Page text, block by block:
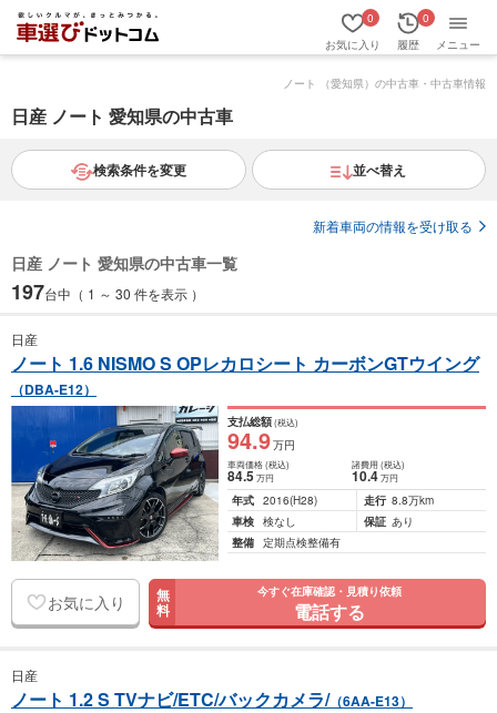
お気に入り
0
履歴
0
メニュー
ノート （愛知県）の中古車・中古車情報
日産 ノート 愛知県の中古車
検索条件を変更 並べ替え
新着車両の情報を受け取る
日産 ノート 愛知県の中古車一覧
197台中（ 1 ～ 30 件を表示 ）
日産
ノート 1.6 NISMO S OPレカロシート カーボンGTウイング
（DBA-E12）
支払総額(税込)
94.9万円
車両価格(税込)
84.5万円
諸費用 (税込)
10.4 万円
年式 2016(H28) 走行 8.8万km
車検 検なし 保証 あり
整備 定期点検整備有
お気に入り 無
料
今すぐ在庫確認・見積り依頼
電話する
日産
ノート 1.2 S TVナビ/ETC/バックカメラ/（6AA-E13）